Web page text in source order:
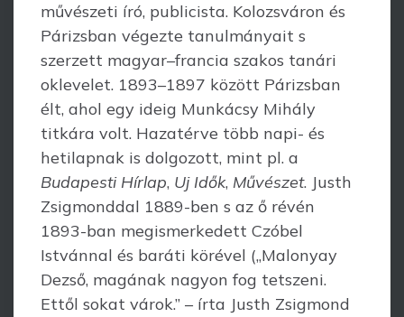
művészeti író, publicista. Kolozsváron és
Párizs­ban végezte tanulmányait s
szerzett magyar–francia szakos tanári
oklevelet. 1893–1897 között Párizsban
élt, ahol egy ideig Munkácsy Mihály
titkára volt. Haza­térve több napi- és
hetilapnak is dolgozott, mint pl. a
Budapesti Hírlap, Uj Idők, Művészet. Justh
Zsigmonddal 1889-ben s az ő révén
1893-ban megismerkedett Czó­bel
Istvánnal és baráti körével („Malonyay
Dezső, magának nagyon fog tetszeni.
Ettől sokat várok.” – írta Justh Zsigmond